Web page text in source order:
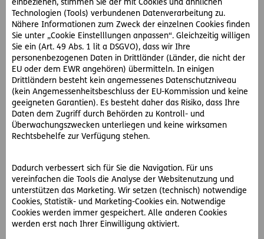
einbeziehen, stimmen Sie der mit Cookies und ähnlichen
Technologien (Tools) verbundenen Datenverarbeitung zu.
Nähere Informationen zum Zweck der einzelnen Cookies finden
Sie unter „Cookie Einstelllungen anpassen“. Gleichzeitig willigen
Sie ein (Art. 49 Abs. 1 lit a DSGVO), dass wir Ihre
personenbezogenen Daten in Drittländer (Länder, die nicht der
EU oder dem EWR angehören) übermitteln. In einigen
Drittländern besteht kein angemessenes Datenschutzniveau
(kein Angemessenheitsbeschluss der EU-Kommission und keine
geeigneten Garantien). Es besteht daher das Risiko, dass Ihre
Daten dem Zugriff durch Behörden zu Kontroll- und
Überwachungszwecken unterliegen und keine wirksamen
Rechtsbehelfe zur Verfügung stehen.
Dadurch verbessert sich für Sie die Navigation. Für uns
vereinfachen die Tools die Analyse der Websitenutzung und
unterstützen das Marketing. Wir setzen (technisch) notwendige
Cookies, Statistik- und Marketing-Cookies ein. Notwendige
Cookies werden immer gespeichert. Alle anderen Cookies
werden erst nach Ihrer Einwilligung aktiviert.
Wann wird Erbanspruch fällig?
Ansprüche der Pflichtteilsberechtigten den Erben
gegenüber wurden früher schon sofort mit dem Tod
fällig. Das konnte dazu führen, dass ein Haus oder ein
Unternehmen rasch verkauft werden musste, um die
Pflichtteilsberechtigten auszahlen zu können.
Seit 2017 kann vorgesehen werden, dass die
Pflichtteilsberechtigten erst bis zu fünf Jahre nach dem
Tod auszuzahlen sind.
Überprüfen Sie, ob Ihr Testament entsprechend zu